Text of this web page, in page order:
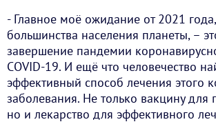
- Главное моё ожидание от 2021
большинства населения планеты, –
завершение пандемии
COVID-19. И ещё что человечество
эффективный способ лечения этого
заболевания. Не только вакцину для
но и лекарство для эффективного